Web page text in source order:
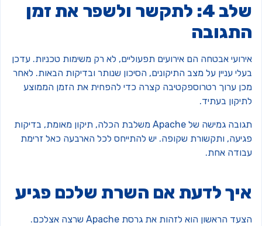
שלב 4: לתקשר ולשפר את זמן
אבטחה הם אירועים תפעוליים, לא רק משימות טכניות. עדכן
עניין על מצב התיקונים, הסיכון שנותר ובדיקות הבאות. לאחר
ערוך רטרוספקטיבה קצרה כדי להפחית את הזמן הממוצע
בעתיד.
תגובה גמישה של Apache משלבת הכלה, תיקון מאומת, בדיקות
ותקשורת שקופה. יש להתייחס לכל הארבעה כאל זרימת
אחת.
לדעת אם השרת שלכם פגיע
הצעד הראשון הוא לזהות את גרסת Apache שרצה אצלכם.